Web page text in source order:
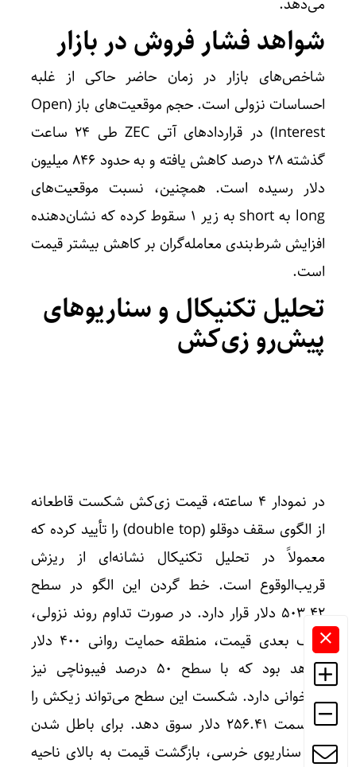
می‌دهد.
شواهد فشار فروش در بازار
شاخص‌های بازار در زمان حاضر حاکی از غلبه
احساسات نزولی است. حجم موقعیت‌های باز (Open
Interest) در قراردادهای آتی ZEC طی ۲۴ ساعت
گذشته ۲۸ درصد کاهش یافته و به حدود ۸۴۶ میلیون
دلار رسیده است. همچنین، نسبت موقعیت‌های
long به short به زیر ۱ سقوط کرده که نشان‌دهنده
افزایش شرط‌بندی معامله‌گران بر کاهش بیشتر قیمت
است.
تحلیل تکنیکال و سناریوهای
پیش‌رو زی‌کش
در نمودار ۴ ساعته، قیمت زی‌کش شکست قاطعانه
از الگوی سقف دوقلو (double top) را تأیید کرده که
معمولاً در تحلیل تکنیکال نشانه‌ای از ریزش
قریب‌الوقوع است. خط گردن این الگو در سطح
۵۰۳.۴۲ دلار قرار دارد. در صورت تداوم روند نزولی،
هدف بعدی قیمت، منطقه حمایت روانی ۴۰۰ دلار
خواهد بود که با سطح ۵۰ درصد فیبوناچی نیز
هم‌خوانی دارد. شکست این سطح می‌تواند زیکش را
به سمت ۲۵۶.۴۱ دلار سوق دهد. برای باطل شدن
این سناریوی خرسی، بازگشت قیمت به بالای ناحیه